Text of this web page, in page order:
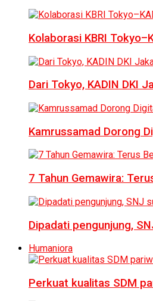
Kolaborasi KBRI
Dari Tokyo, KADIN DKI
Kamrussamad Dorong
7 Tahun Gemawira:
Dipadati pengunjung,
Humaniora
Perkuat kualitas SDM